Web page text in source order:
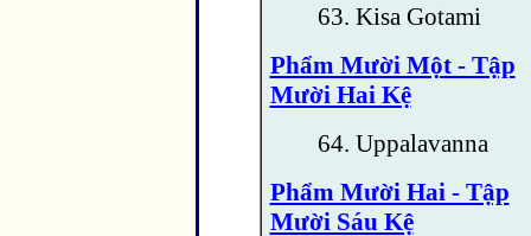
63. Kisa Gotami
Phẩm Mười Một - Tập
Mười Hai Kệ
64. Uppalavanna
Phẩm Mười Hai - Tập
Mười Sáu Kệ